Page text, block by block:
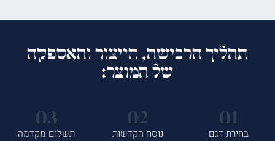
תהליך הרכישה, הייצור והאספקה
של המוצר:
בחירת דגם נוסח הקדשות תשלום מקדמה